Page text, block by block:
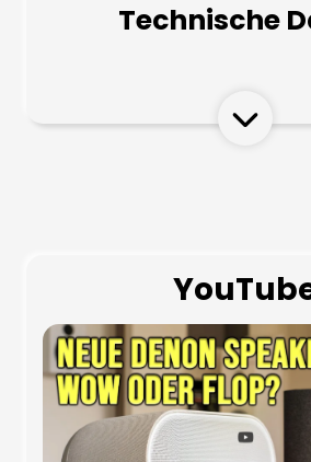
Technische